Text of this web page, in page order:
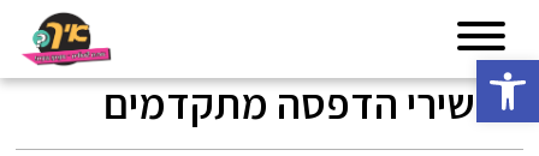
פתח סרגל נגישות
מכשירי הדפסה מתקדמים